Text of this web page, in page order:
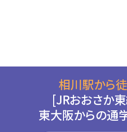
相川駅から
[JRおおさか
東大阪からの通